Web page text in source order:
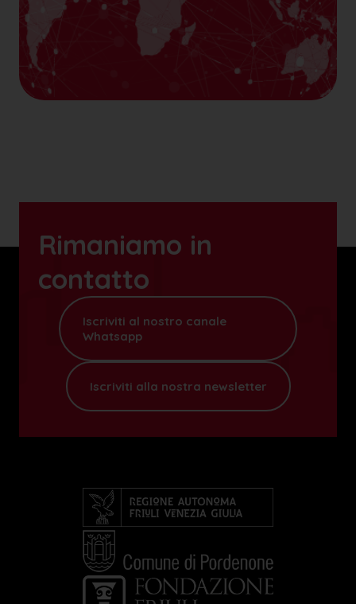
Rimaniamo in
contatto
Iscriviti al nostro canale
Whatsapp
Iscriviti alla nostra newsletter